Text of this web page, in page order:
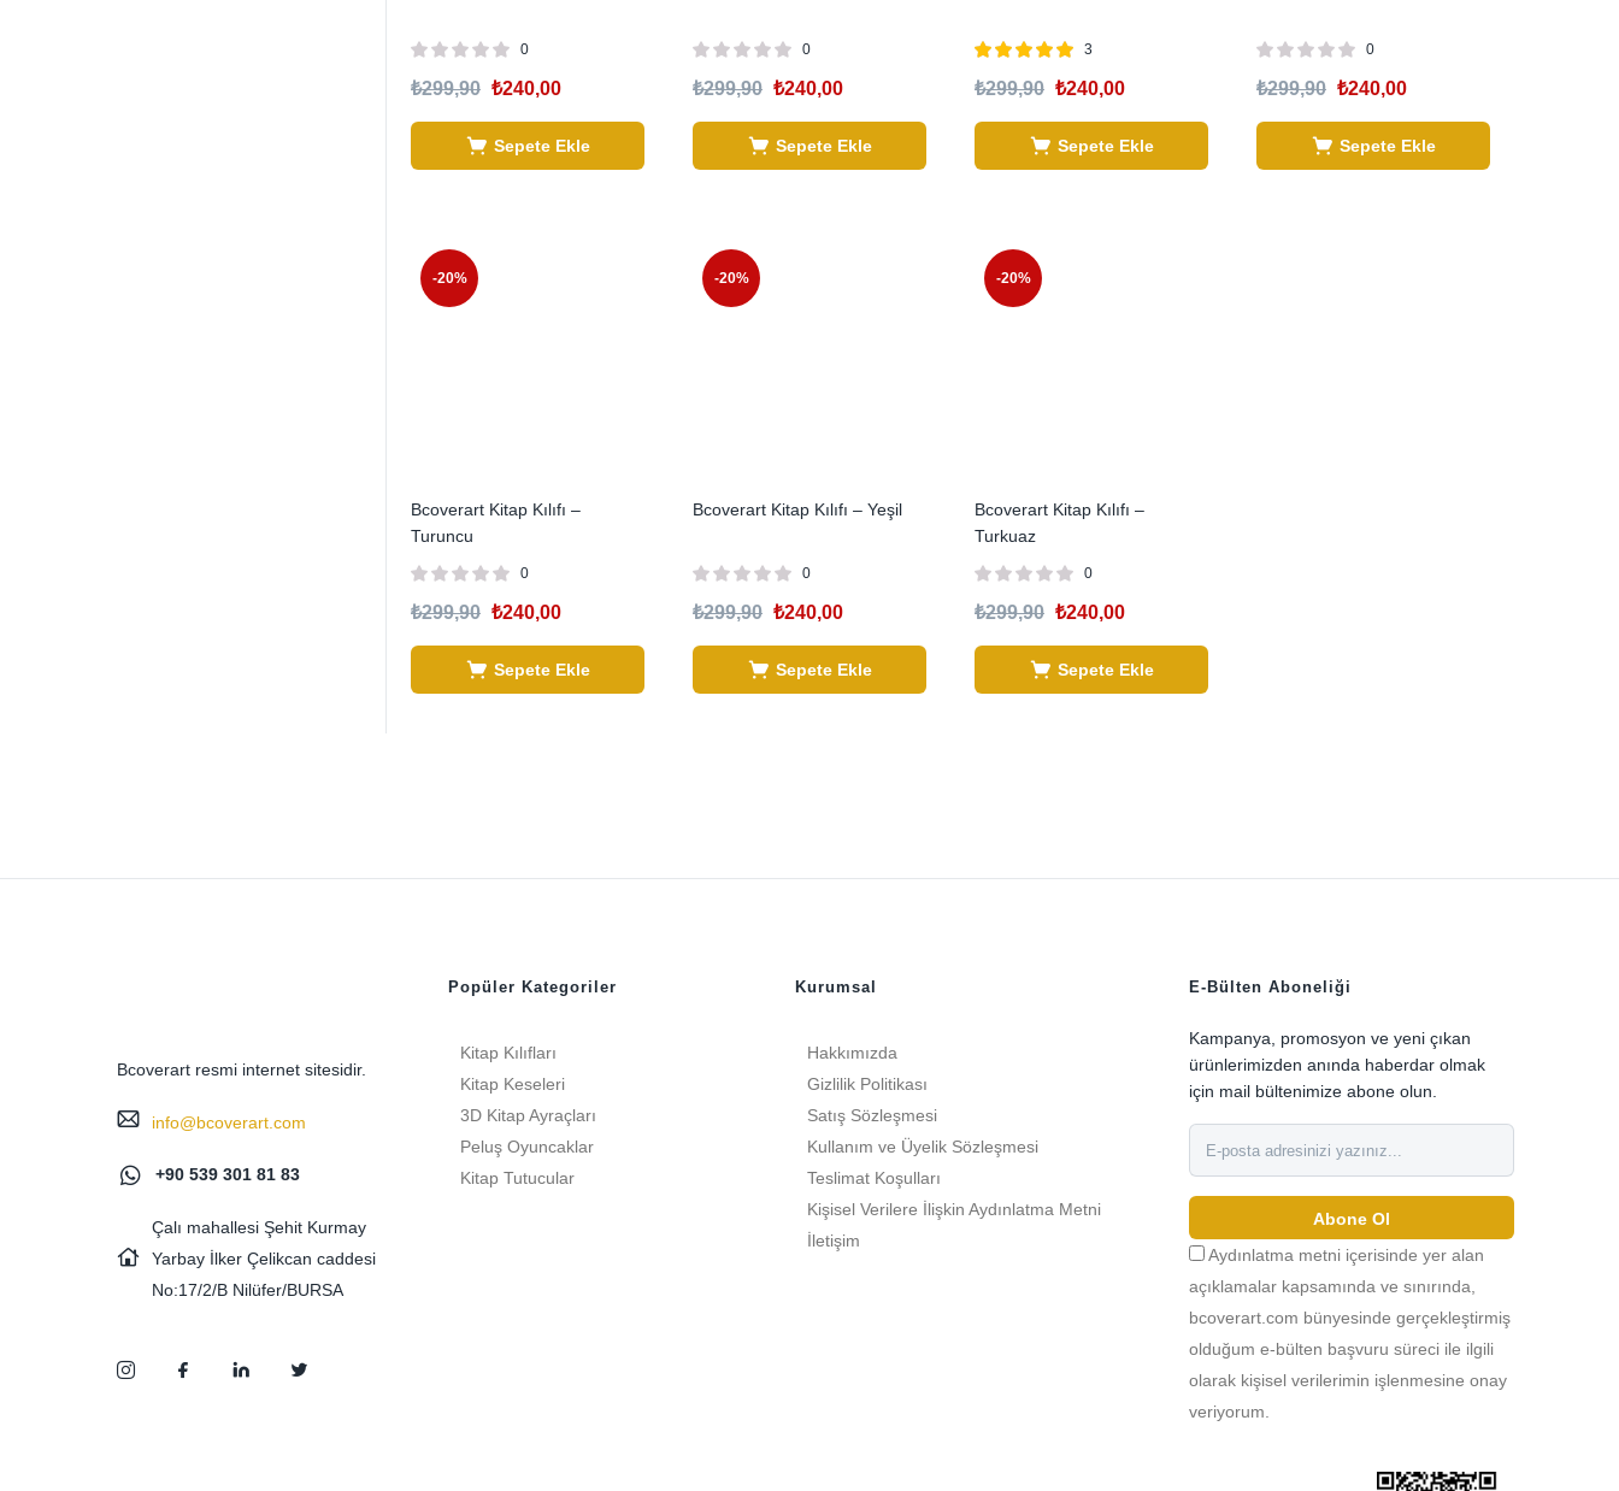
0
₺299,90 ₺240,00
Sepete Ekle
0
₺299,90 ₺240,00
Sepete Ekle
5.00oy aldı
3
₺299,90 ₺240,00
Sepete Ekle
0
₺299,90 ₺240,00
Sepete Ekle
-20%
Bcoverart Kitap Kılıfı –
Turuncu
0
₺299,90 ₺240,00
Sepete Ekle
-20%
Bcoverart Kitap Kılıfı – Yeşil
0
₺299,90 ₺240,00
Sepete Ekle
-20%
Bcoverart Kitap Kılıfı –
Turkuaz
0
₺299,90 ₺240,00
Sepete Ekle
Bcoverart resmi internet sitesidir.
info@bcoverart.com
+90 539 301 81 83
Çalı mahallesi Şehit Kurmay
Yarbay İlker Çelikcan caddesi
No:17/2/B Nilüfer/BURSA
Popüler Kategoriler
Kitap Kılıfları
Kitap Keseleri
3D Kitap Ayraçları
Peluş Oyuncaklar
Kitap Tutucular
Kurumsal
Hakkımızda
Gizlilik Politikası
Satış Sözleşmesi
Kullanım ve Üyelik Sözleşmesi
Teslimat Koşulları
Kişisel Verilere İlişkin Aydınlatma Metni
İletişim
E-Bülten Aboneliği
Kampanya, promosyon ve yeni çıkan
ürünlerimizden anında haberdar olmak
için mail bültenimize abone olun.
Abone Ol
Aydınlatma metni içerisinde yer alan
açıklamalar kapsamında ve sınırında,
bcoverart.com bünyesinde gerçekleştirmiş
olduğum e-bülten başvuru süreci ile ilgili
olarak kişisel verilerimin işlenmesine onay
veriyorum.